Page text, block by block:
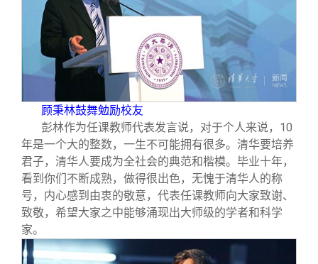
顾秉林鼓舞勉励校友
彭林作为任课教师代表发言说，对于个人来说， 10
年是一个大的整数，一生不可能拥有很多。清华要培养
君子，清华人要成为全社会的典范和楷模。毕业十年，
看到你们不断成熟，做得很出色，无愧于清华人的称
号，内心感到由衷的敬意，代表任课教师向大家致谢、
致敬，希望大家之中能够涌现出大师级的学者和科学
家。